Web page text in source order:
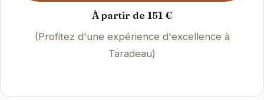
À partir de 151 €
(Profitez d'une expérience d'excellence à
Taradeau)